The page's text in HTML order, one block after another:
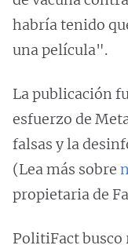
habría tenido
una película".
La publicación
esfuerzo de
falsas y la
(Lea más sobre
propietaria de
PolitiFact busco